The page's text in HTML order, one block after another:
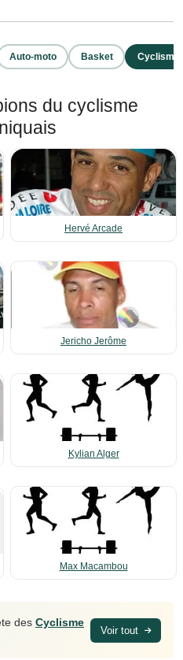
Auto-moto Basket Cyclisme
du cyclisme
Hervé Arcade
Jericho Jerôme
Kylian Alger
Max Macambou
des Cyclisme
Voir tout